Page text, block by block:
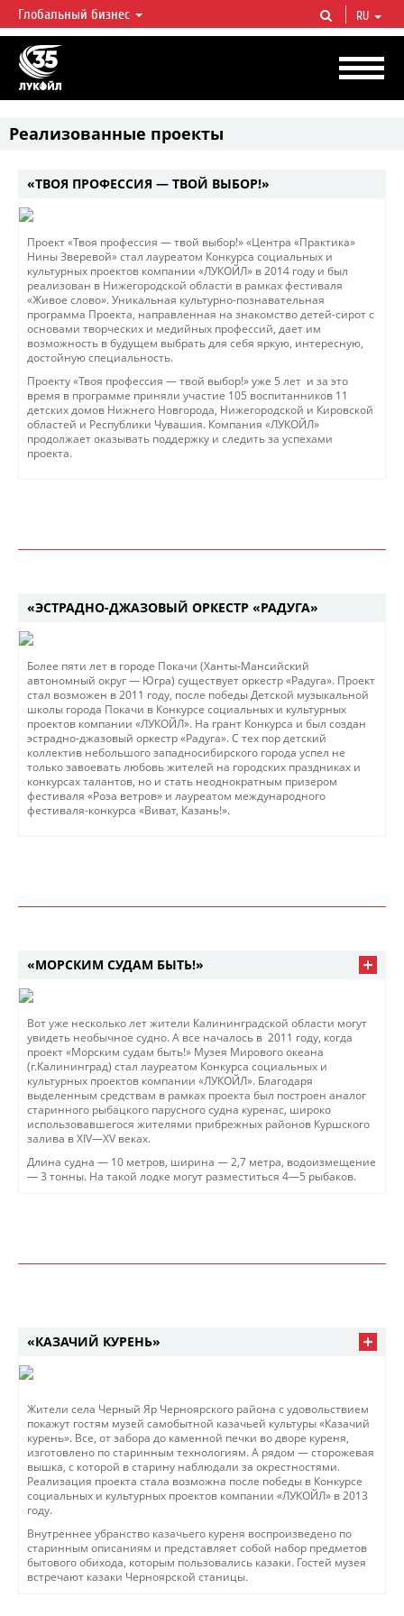
ЛУКОЙЛ СЕГОДНЯ
ЛУКОЙЛ — одна из крупнейших вертикально интегрированных
нефтегазовых компаний в мире, на долю которой приходится более 2%
мировой добычи нефти и около 1% доказанных запасов углеводородов.
Глобальный бизнес RU
Реализованные проекты
«ТВОЯ ПРОФЕССИЯ — ТВОЙ ВЫБОР!»
Проект «Твоя профессия — твой выбор!» «Центра «Практика»
Нины Зверевой» стал лауреатом Конкурса социальных и
культурных проектов компании «ЛУКОЙЛ» в 2014 году и был
реализован в Нижегородской области в рамках фестиваля
«Живое слово». Уникальная культурно-познавательная
программа Проекта, направленная на знакомство детей-сирот с
основами творческих и медийных профессий, дает им
возможность в будущем выбрать для себя яркую, интересную,
достойную специальность.
Проекту «Твоя профессия — твой выбор!» уже 5 лет и за это
время в программе приняли участие 105 воспитанников 11
детских домов Нижнего Новгорода, Нижегородской и Кировской
областей и Республики Чувашия. Компания «ЛУКОЙЛ»
продолжает оказывать поддержку и следить за успехами
проекта.
«ЭСТРАДНО-ДЖАЗОВЫЙ ОРКЕСТР «РАДУГА»
Более пяти лет в городе Покачи (Ханты-Мансийский
автономный округ — Югра) существует оркестр «Радуга». Проект
стал возможен в 2011 году, после победы Детской музыкальной
школы города Покачи в Конкурсе социальных и культурных
проектов компании «ЛУКОЙЛ». На грант Конкурса и был создан
эстрадно-джазовый оркестр «Радуга». С тех пор детский
коллектив небольшого западносибирского города успел не
только завоевать любовь жителей на городских праздниках и
конкурсах талантов, но и стать неоднократным призером
фестиваля «Роза ветров» и лауреатом международного
фестиваля-конкурса «Виват, Казань!».
«МОРСКИМ СУДАМ БЫТЬ!»
Вот уже несколько лет жители Калининградской области могут
увидеть необычное судно. А все началось в 2011 году, когда
проект «Морским судам быть!» Музея Мирового океана
(г.Калининград) стал лауреатом Конкурса социальных и
культурных проектов компании «ЛУКОЙЛ». Благодаря
выделенным средствам в рамках проекта был построен аналог
старинного рыбацкого парусного судна куренас, широко
использовавшегося жителями прибрежных районов Куршского
залива в XIV—XV веках.
Длина судна — 10 метров, ширина — 2,7 метра, водоизмещение
— 3 тонны. На такой лодке могут разместиться 4—5 рыбаков.
«КАЗАЧИЙ КУРЕНЬ»
Жители села Черный Яр Черноярского района с удовольствием
покажут гостям музей самобытной казачьей культуры «Казачий
курень». Все, от забора до каменной печки во дворе куреня,
изготовлено по старинным технологиям. А рядом — сторожевая
вышка, с которой в старину наблюдали за окрестностями.
Реализация проекта стала возможна после победы в Конкурсе
социальных и культурных проектов компании «ЛУКОЙЛ» в 2013
году.
Внутреннее убранство казачьего куреня воспроизведено по
старинным описаниям и представляет собой набор предметов
бытового обихода, которым пользовались казаки. Гостей музея
встречают казаки Черноярской станицы.